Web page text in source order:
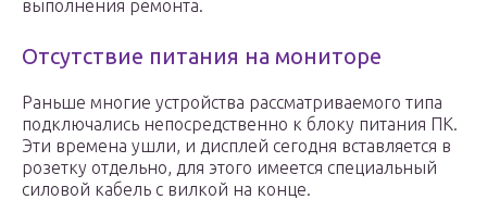
выполнения ремонта.
Отсутствие питания на мониторе
Раньше многие устройства рассматриваемого типа
подключались непосредственно к блоку питания ПК.
Эти времена ушли, и дисплей сегодня вставляется в
розетку отдельно, для этого имеется специальный
силовой кабель с вилкой на конце.